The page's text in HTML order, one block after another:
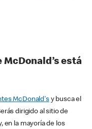
está
McDonald'sy busca el
dirigido al sitio de
en la mayoría de los